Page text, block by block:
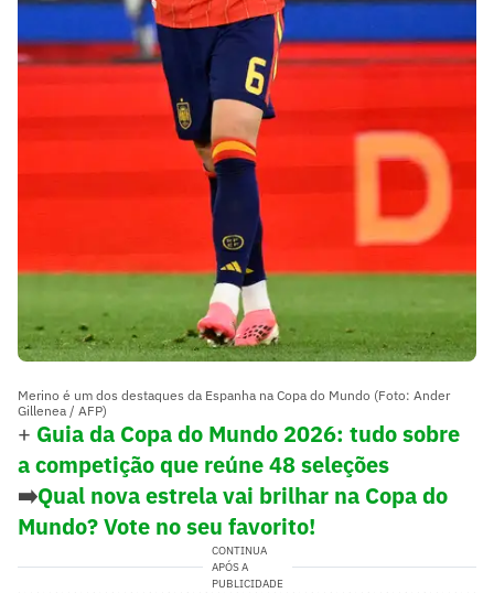
Merino é um dos destaques da Espanha na Copa do Mundo (Foto: Ander
Gillenea / AFP)
+ Guia da Copa do Mundo 2026: tudo sobre
a competição que reúne 48 seleções
➡️Qual nova estrela vai brilhar na Copa do
Mundo? Vote no seu favorito!
CONTINUA
APÓS A
PUBLICIDADE